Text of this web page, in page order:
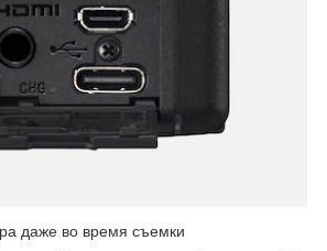
даже во время съемки